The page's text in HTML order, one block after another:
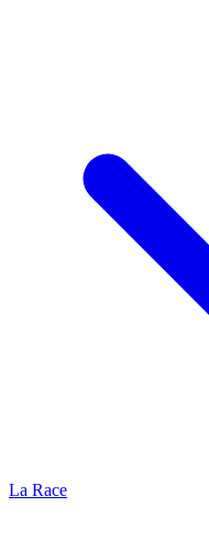
La Race